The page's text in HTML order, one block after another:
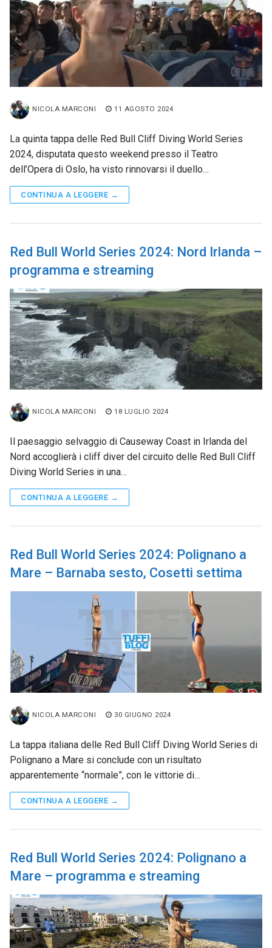
NICOLA MARCONI 11 AGOSTO 2024
La quinta tappa delle Red Bull Cliff Diving World Series
2024, disputata questo weekend presso il Teatro
dell’Opera di Oslo, ha visto rinnovarsi il duello…
CONTINUA A LEGGERE →
Red Bull World Series 2024: Nord Irlanda –
programma e streaming
NICOLA MARCONI 18 LUGLIO 2024
Il paesaggio selvaggio di Causeway Coast in Irlanda del
Nord accoglierà i cliff diver del circuito delle Red Bull Cliff
Diving World Series in una…
CONTINUA A LEGGERE →
Red Bull World Series 2024: Polignano a
Mare – Barnaba sesto, Cosetti settima
NICOLA MARCONI 30 GIUGNO 2024
La tappa italiana delle Red Bull Cliff Diving World Series di
Polignano a Mare si conclude con un risultato
apparentemente “normale”, con le vittorie di…
CONTINUA A LEGGERE →
Red Bull World Series 2024: Polignano a
Mare – programma e streaming